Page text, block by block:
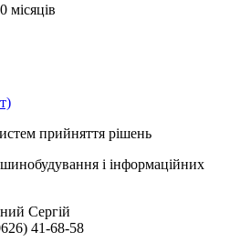
місяців
прийняття рішень
і інформаційних
Сергій
41-68-58